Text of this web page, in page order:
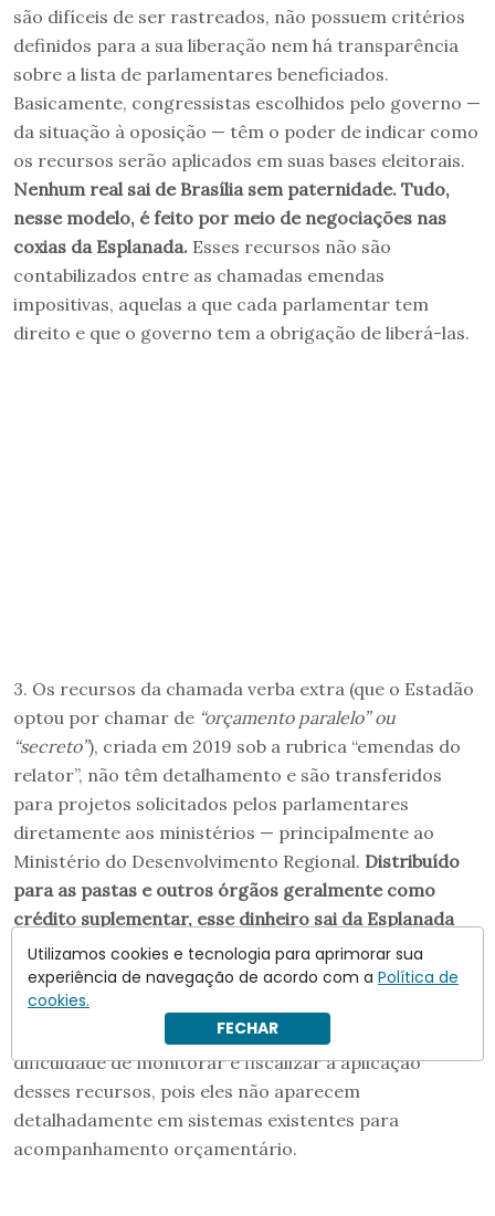
são difíceis de ser rastreados, não possuem critérios
definidos para a sua liberação nem há transparência
sobre a lista de parlamentares beneficiados.
Basicamente, congressistas escolhidos pelo governo —
da situação à oposição — têm o poder de indicar como
os recursos serão aplicados em suas bases eleitorais.
Nenhum real sai de Brasília sem paternidade. Tudo,
nesse modelo, é feito por meio de negociações nas
coxias da Esplanada. Esses recursos não são
contabilizados entre as chamadas emendas
impositivas, aquelas a que cada parlamentar tem
direito e que o governo tem a obrigação de liberá-las.
3. Os recursos da chamada verba extra (que o Estadão
optou por chamar de “orçamento paralelo” ou
“secreto”), criada em 2019 sob a rubrica “emendas do
relator”, não têm detalhamento e são transferidos
para projetos solicitados pelos parlamentares
diretamente aos ministérios — principalmente ao
Ministério do Desenvolvimento Regional. Distribuído
para as pastas e outros órgãos geralmente como
crédito suplementar, esse dinheiro sai da Esplanada
para atender a interesses paroquiais, como
revitalização de praças, pavimentação de ruas,
construção de pontes e, agora se sabe, compra de
tratores superfaturados.Os tribunais de contas têm
dificuldade de monitorar e fiscalizar a aplicação
desses recursos, pois eles não aparecem
detalhadamente em sistemas existentes para
acompanhamento orçamentário.
Utilizamos cookies e tecnologia para aprimorar sua
experiência de navegação de acordo com a Política de
cookies.
FECHAR